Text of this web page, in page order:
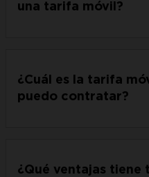
una tarifa móvil?
¿Cuál es la tarifa
puedo contratar?
¿Qué ventajas tiene